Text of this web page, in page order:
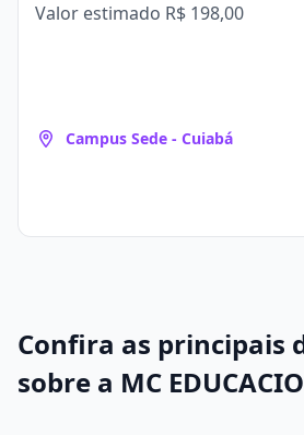
Valor estimado R$ 198,00
Campus Sede - Cuiabá
Confira as principais
sobre a MC